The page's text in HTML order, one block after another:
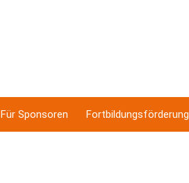
Für Sponsoren Fortbildungsförderung